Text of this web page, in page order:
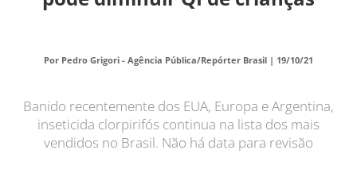
Por Pedro Grigori - Agência Pública/Repórter Brasil | 19/10/21
Banido recentemente dos EUA, Europa e Argentina,
inseticida clorpirifós continua na lista dos mais
vendidos no Brasil. Não há data para revisão